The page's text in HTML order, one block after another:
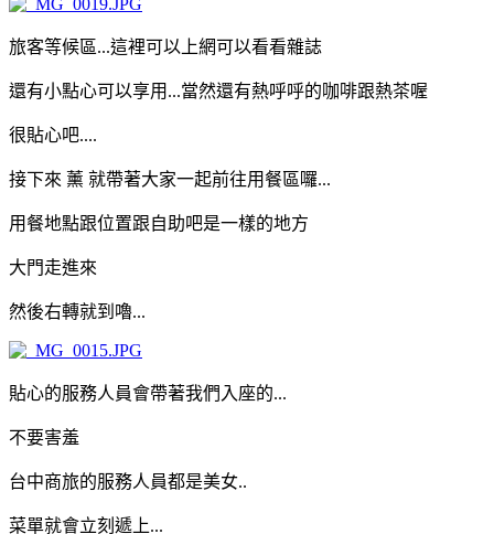
旅客等候區...這裡可以上網可以看看雜誌
還有小點心可以享用...當然還有熱呼呼的咖啡跟熱茶喔
很貼心吧....
接下來 薰 就帶著大家一起前往用餐區囉...
用餐地點跟位置跟自助吧是一樣的地方
大門走進來
然後右轉就到嚕...
貼心的服務人員會帶著我們入座的...
不要害羞
台中商旅的服務人員都是美女..
菜單就會立刻遞上...